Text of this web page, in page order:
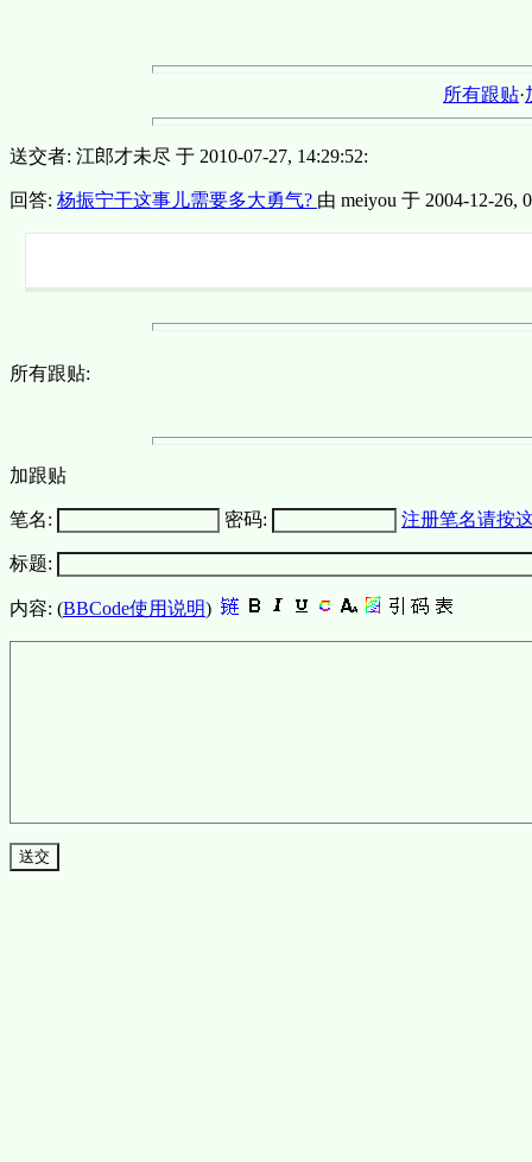
所有跟贴·
送交者: 江郎才未尽 于 2010-07-27, 14:29:52:
回答: 杨振宁干这事儿需要多大勇气? 由 meiyou 于 2004-12-26,
所有跟贴:
加跟贴
笔名: 密码: 注册笔名请按
标题:
内容: (BBCode使用说明)